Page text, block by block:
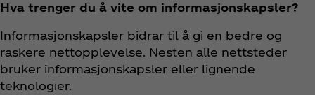
Hva trenger du å vite om informasjonskapsler?
Informasjonskapsler bidrar til å gi en bedre og
raskere nettopplevelse. Nesten alle nettsteder
bruker informasjonskapsler eller lignende
teknologier.